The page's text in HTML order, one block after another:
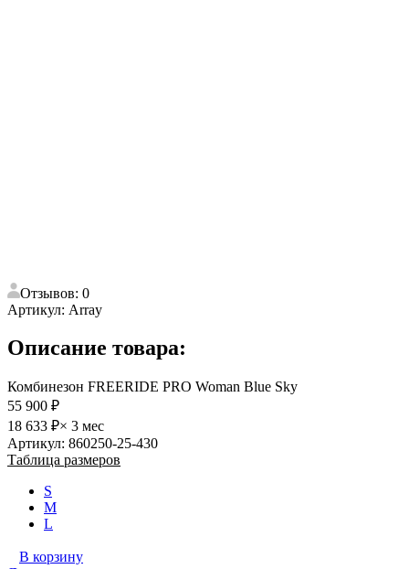
Отзывов: 0
Артикул: Array
Описание товара:
Комбинезон FREERIDE PRO Woman Blue Sky
55 900 ₽
18 633 ₽× 3 мес
Артикул: 860250-25-430
Таблица размеров
S
M
L
В корзину